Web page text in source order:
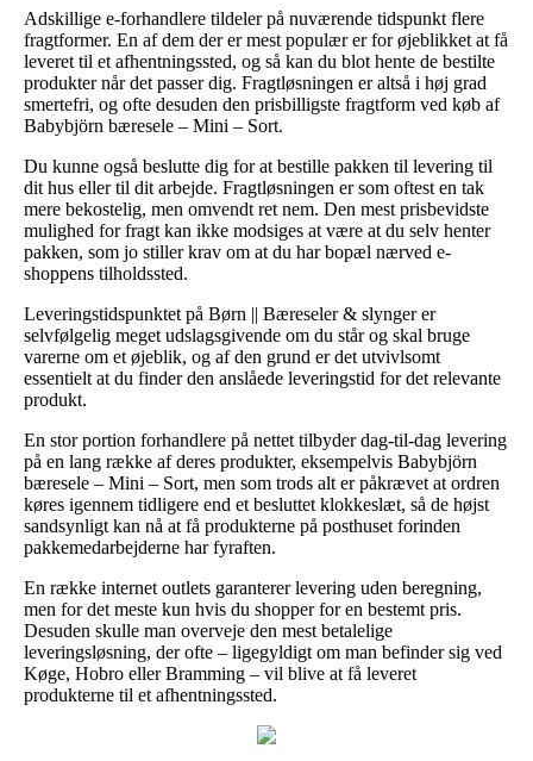
Adskillige e-forhandlere tildeler på nuværende tidspunkt flere
fragtformer. En af dem der er mest populær er for øjeblikket at få
leveret til et afhentningssted, og så kan du blot hente de bestilte
produkter når det passer dig. Fragtløsningen er altså i høj grad
smertefri, og ofte desuden den prisbilligste fragtform ved køb af
Babybjörn bæresele – Mini – Sort.
Du kunne også beslutte dig for at bestille pakken til levering til
dit hus eller til dit arbejde. Fragtløsningen er som oftest en tak
mere bekostelig, men omvendt ret nem. Den mest prisbevidste
mulighed for fragt kan ikke modsiges at være at du selv henter
pakken, som jo stiller krav om at du har bopæl nærved e-
shoppens tilholdssted.
Leveringstidspunktet på Børn || Bæreseler & slynger er
selvfølgelig meget udslagsgivende om du står og skal bruge
varerne om et øjeblik, og af den grund er det utvivlsomt
essentielt at du finder den anslåede leveringstid for det relevante
produkt.
En stor portion forhandlere på nettet tilbyder dag-til-dag levering
på en lang række af deres produkter, eksempelvis Babybjörn
bæresele – Mini – Sort, men som trods alt er påkrævet at ordren
køres igennem tidligere end et besluttet klokkeslæt, så de højst
sandsynligt kan nå at få produkterne på posthuset forinden
pakkemedarbejderne har fyraften.
En række internet outlets garanterer levering uden beregning,
men for det meste kun hvis du shopper for en bestemt pris.
Desuden skulle man overveje den mest betalelige
leveringsløsning, der ofte – ligegyldigt om man befinder sig ved
Køge, Hobro eller Bramming – vil blive at få leveret
produkterne til et afhentningssted.